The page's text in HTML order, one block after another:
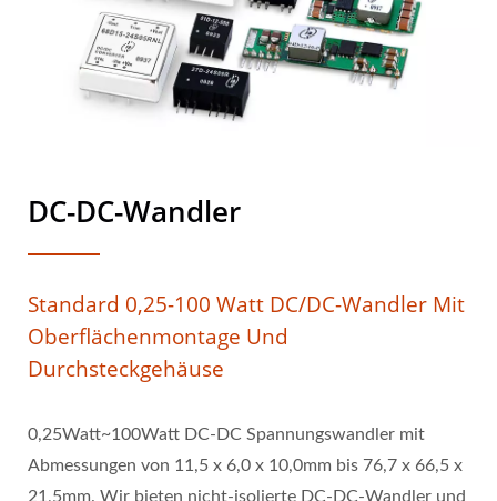
DC-DC-Wandler
Standard 0,25-100 Watt DC/DC-Wandler Mit
Oberflächenmontage Und
Durchsteckgehäuse
0,25Watt~100Watt DC-DC Spannungswandler mit
Abmessungen von 11,5 x 6,0 x 10,0mm bis 76,7 x 66,5 x
21,5mm. Wir bieten nicht-isolierte DC-DC-Wandler und